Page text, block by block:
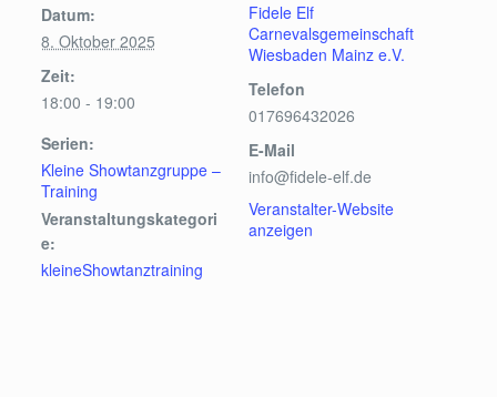
Datum:
8. Oktober 2025
Zeit:
18:00 - 19:00
Serien:
Kleine Showtanzgruppe –
Training
Veranstaltungskategori
e:
kleineShowtanztraining
Fidele Elf
Carnevalsgemeinschaft
Wiesbaden Mainz e.V.
Telefon
017696432026
E-Mail
info@fidele-elf.de
Veranstalter-Website
anzeigen